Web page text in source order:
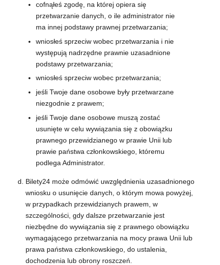
cofnąłeś zgodę, na której opiera się
przetwarzanie danych, o ile administrator nie
ma innej podstawy prawnej przetwarzania;
wniosłeś sprzeciw wobec przetwarzania i nie
występują nadrzędne prawnie uzasadnione
podstawy przetwarzania;
wniosłeś sprzeciw wobec przetwarzania;
jeśli Twoje dane osobowe były przetwarzane
niezgodnie z prawem;
jeśli Twoje dane osobowe muszą zostać
usunięte w celu wywiązania się z obowiązku
prawnego przewidzianego w prawie Unii lub
prawie państwa członkowskiego, któremu
podlega Administrator.
Bilety24 może odmówić uwzględnienia uzasadnionego
wniosku o usunięcie danych, o którym mowa powyżej,
w przypadkach przewidzianych prawem, w
szczególności, gdy dalsze przetwarzanie jest
niezbędne do wywiązania się z prawnego obowiązku
wymagającego przetwarzania na mocy prawa Unii lub
prawa państwa członkowskiego, do ustalenia,
dochodzenia lub obrony roszczeń.